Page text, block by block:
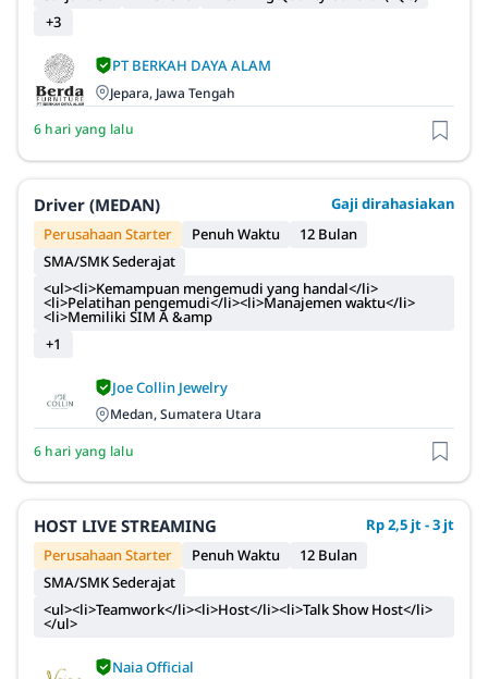
+3
PT BERKAH DAYA ALAM
Jepara, Jawa Tengah
6 hari yang lalu
Driver (MEDAN)
Gaji dirahasiakan
Perusahaan Starter
Penuh Waktu
12 Bulan
SMA/SMK Sederajat
<ul><li>Kemampuan mengemudi yang handal</li>
<li>Pelatihan pengemudi</li><li>Manajemen waktu</li>
<li>Memiliki SIM A &amp
+1
Joe Collin Jewelry
Medan, Sumatera Utara
6 hari yang lalu
HOST LIVE STREAMING
Rp 2,5 jt - 3 jt
Perusahaan Starter
Penuh Waktu
12 Bulan
SMA/SMK Sederajat
<ul><li>Teamwork</li><li>Host</li><li>Talk Show Host</li>
</ul>
Naia Official